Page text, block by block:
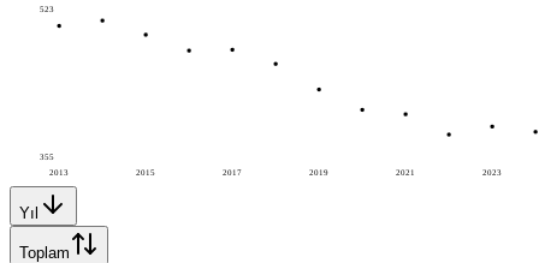
2013 2015 2017 2019 2021 2023
523
355
Yıl
Toplam